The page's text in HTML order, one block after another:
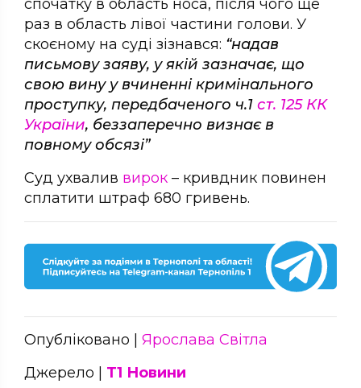
спочатку в область носа, після чого ще
раз в область лівої частини голови. У
скоєному на суді зізнався: “надав
письмову заяву, у якій зазначає, що
свою вину у вчиненні кримінального
проступку, передбаченого ч.1 ст. 125 КК
України, беззаперечно визнає в
повному обсязі”
Суд ухвалив вирок – кривдник повинен
сплатити штраф 680 гривень.
Опубліковано | Ярослава Світла
Джерело | Т1 Новини